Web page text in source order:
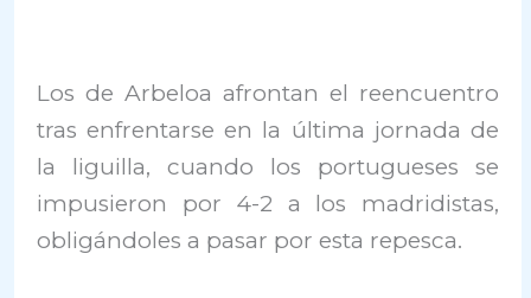
Los de Arbeloa afrontan el reencuentro
tras enfrentarse en la última jornada de
la liguilla, cuando los portugueses se
impusieron por 4-2 a los madridistas,
obligándoles a pasar por esta repesca.